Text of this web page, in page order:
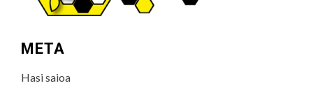
META
Hasi saioa